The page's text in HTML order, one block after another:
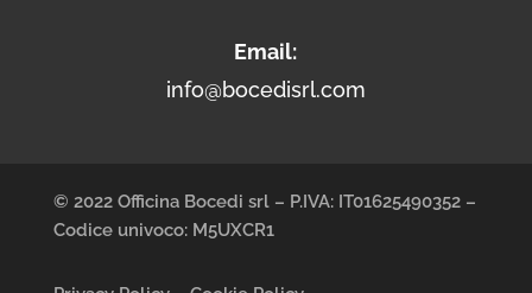
Email:
info@bocedisrl.com
© 2022 Officina Bocedi srl – P.IVA: IT01625490352 –
Codice univoco: M5UXCR1